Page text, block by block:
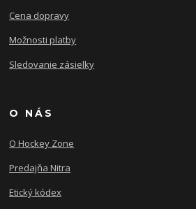
Cena dopravy
Možnosti platby
Sledovanie zásielky
O NÁS
O Hockey Zone
Predajňa Nitra
Etický kódex